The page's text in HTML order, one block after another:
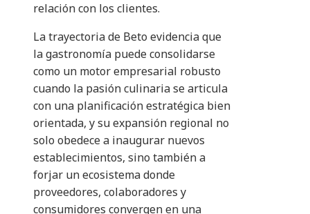
relación con los clientes.
La trayectoria de Beto evidencia que
la gastronomía puede consolidarse
como un motor empresarial robusto
cuando la pasión culinaria se articula
con una planificación estratégica bien
orientada, y su expansión regional no
solo obedece a inaugurar nuevos
establecimientos, sino también a
forjar un ecosistema donde
proveedores, colaboradores y
consumidores convergen en una